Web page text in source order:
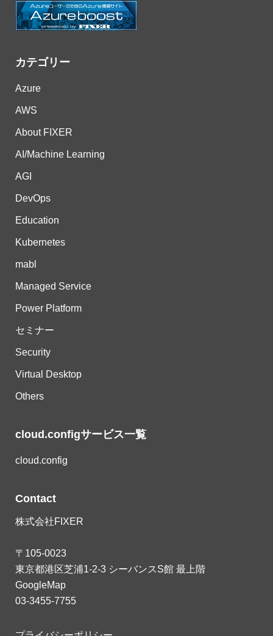
カテゴリー
Azure
AWS
About FIXER
AI/Machine Learning
AGI
DevOps
Education
Kubernetes
mabl
Managed Service
Power Platform
セミナー
Security
Virtual Desktop
Others
cloud.configサービス一覧
cloud.config
Contact
株式会社FIXER
〒105-0023
東京都港区芝浦1-2-3 シーバンスS館 最上階
GoogleMap
03-3455-7755